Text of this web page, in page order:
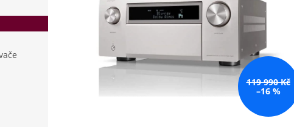
119 990 Kč
–16 %